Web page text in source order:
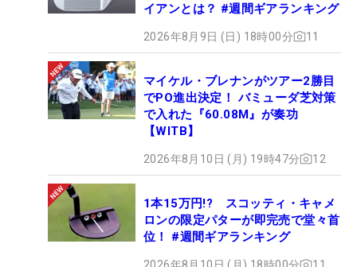
イアンとは？ #週間ギアランキング
2026年8月9日 (日) 18時00分 11
マイケル・ブレナンがツアー2勝目
でPO進出決定！ バミューダ芝対策
で入れた『60.08M』が奏功
【WITB】
2026年8月10日 (月) 19時47分 12
1本15万円!? スコッティ・キャメ
ロンの限定パターが即完売で堂々首
位！ #週間ギアランキング